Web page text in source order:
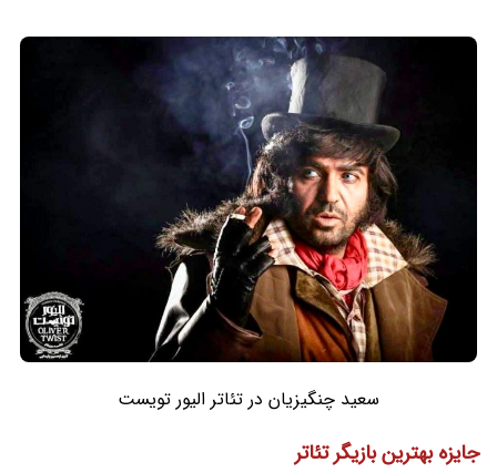
سعید چنگیزیان در تئاتر الیور تویست
جایزه بهترین بازیگر تئاتر